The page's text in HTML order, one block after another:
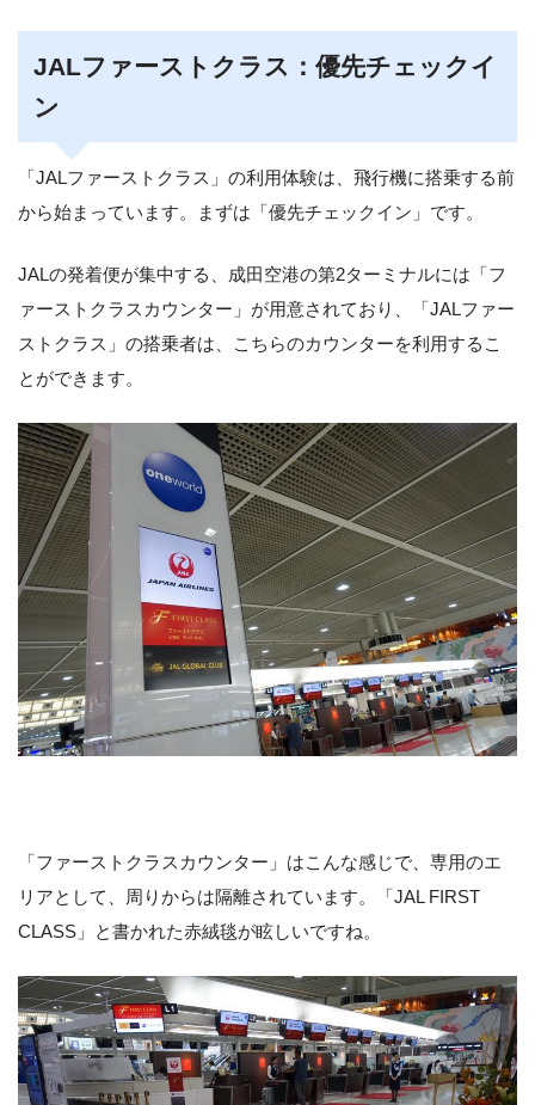
JALファーストクラス：優先チェックイ
ン
「JALファーストクラス」の利用体験は、飛行機に搭乗する前
から始まっています。まずは「優先チェックイン」です。
JALの発着便が集中する、成田空港の第2ターミナルには「フ
ァーストクラスカウンター」が用意されており、「JALファー
ストクラス」の搭乗者は、こちらのカウンターを利用するこ
とができます。
「ファーストクラスカウンター」はこんな感じで、専用のエ
リアとして、周りからは隔離されています。「JAL FIRST
CLASS」と書かれた赤絨毯が眩しいですね。